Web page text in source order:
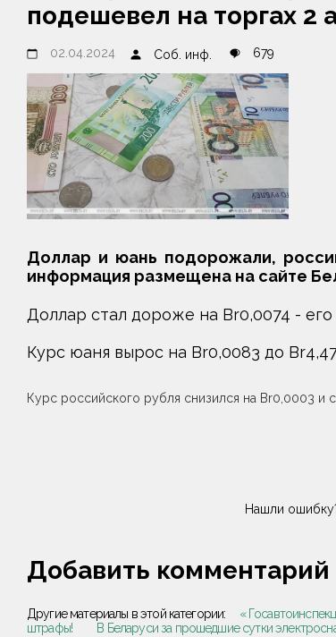
подешевел на торгах 2
02.04.2024 Соб. инф. 679
Доллар и юань подорожали,
информация размещена на сайте
Доллар стал дороже на Br0,0074 - его
Курс юаня вырос на Br0,0083 до
Курс российского рубля снизился на Br0,0003 и
Нашли
Добавить комментарий
Другие материалы в этой категории:
«
штрафы!
В Беларуси за прошедшие сутки